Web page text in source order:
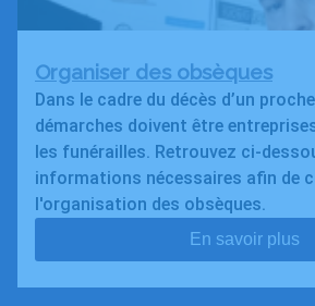
Organiser des obsèques
Dans le cadre du décès d’un
démarches doivent être
les funérailles. Retrouvez ci-
informations nécessaires afin de
l'organisation des obsèques.
En savoir plus